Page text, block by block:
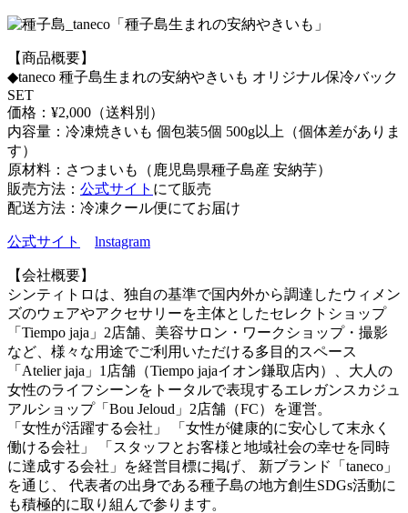
【商品概要】
◆taneco 種子島生まれの安納やきいも オリジナル保冷バック
SET
価格：¥2,000（送料別）
内容量：冷凍焼きいも 個包装5個 500g以上（個体差がありま
す）
原材料：さつまいも（鹿児島県種子島産 安納芋）
販売方法： 公式サイト にて販売
配送方法：冷凍クール便にてお届け
公式サイト lnstagram
【会社概要】
シンティトロは、独自の基準で国内外から調達したウィメン
ズのウェアやアクセサリーを主体としたセレクトショップ
「Tiempo jaja」2店舗、美容サロン・ワークショップ・撮影
など、様々な用途でご利用いただける多目的スペース
「Atelier jaja」1店舗（Tiempo jajaイオン鎌取店内）、大人の
女性のライフシーンをトータルで表現するエレガンスカジュ
アルショップ「Bou Jeloud」2店舗（FC）を運営。
「女性が活躍する会社」 「女性が健康的に安心して末永く
働ける会社」 「スタッフとお客様と地域社会の幸せを同時
に達成する会社」を経営目標に掲げ、 新ブランド「taneco」
を通じ、 代表者の出身である種子島の地方創生SDGs活動に
も積極的に取り組んで参ります。